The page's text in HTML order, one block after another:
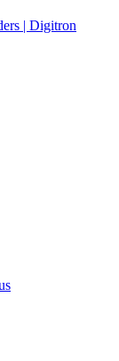
| Digitron